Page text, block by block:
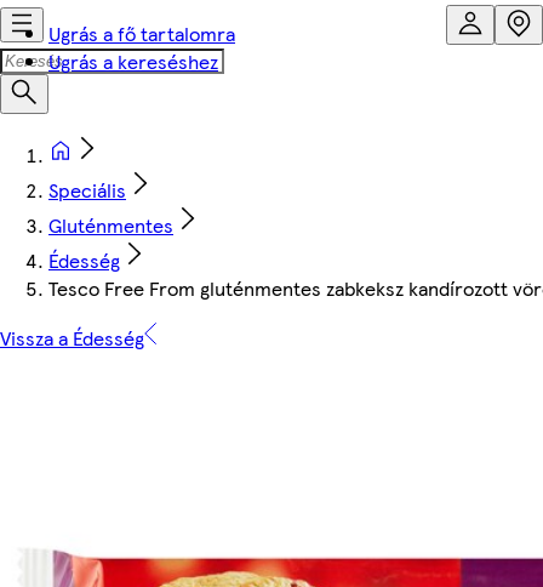
Ugrás a fő tartalomra
Ugrás a kereséshez
Speciális
Gluténmentes
Édesség
Tesco Free From gluténmentes zabkeksz kandírozott
Vissza a Édesség